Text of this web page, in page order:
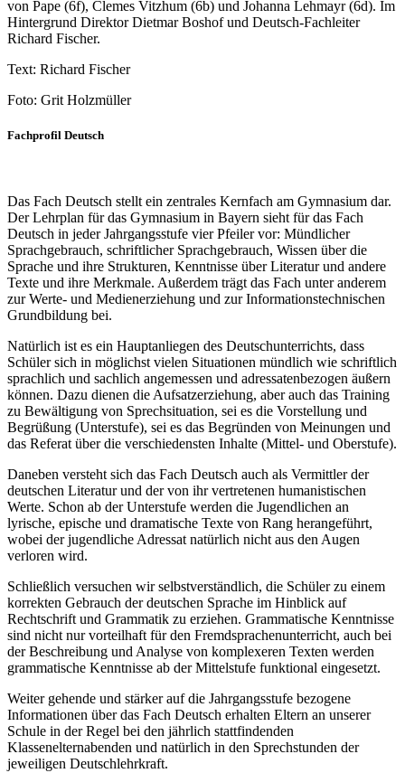
von Pape (6f), Clemes Vitzhum (6b) und Johanna Lehmayr (6d). Im
Hintergrund Direktor Dietmar Boshof und Deutsch-Fachleiter
Richard Fischer.
Text: Richard Fischer
Foto: Grit Holzmüller
Fachprofil Deutsch
Das Fach Deutsch stellt ein zentrales Kernfach am Gymnasium dar.
Der Lehrplan für das Gymnasium in Bayern sieht für das Fach
Deutsch in jeder Jahrgangsstufe vier Pfeiler vor: Mündlicher
Sprachgebrauch, schriftlicher Sprachgebrauch, Wissen über die
Sprache und ihre Strukturen, Kenntnisse über Literatur und andere
Texte und ihre Merkmale. Außerdem trägt das Fach unter anderem
zur Werte- und Medienerziehung und zur Informationstechnischen
Grundbildung bei.
Natürlich ist es ein Hauptanliegen des Deutschunterrichts, dass
Schüler sich in möglichst vielen Situationen mündlich wie schriftlich
sprachlich und sachlich angemessen und adressatenbezogen äußern
können. Dazu dienen die Aufsatzerziehung, aber auch das Training
zu Bewältigung von Sprechsituation, sei es die Vorstellung und
Begrüßung (Unterstufe), sei es das Begründen von Meinungen und
das Referat über die verschiedensten Inhalte (Mittel- und Oberstufe).
Daneben versteht sich das Fach Deutsch auch als Vermittler der
deutschen Literatur und der von ihr vertretenen humanistischen
Werte. Schon ab der Unterstufe werden die Jugendlichen an
lyrische, epische und dramatische Texte von Rang herangeführt,
wobei der jugendliche Adressat natürlich nicht aus den Augen
verloren wird.
Schließlich versuchen wir selbstverständlich, die Schüler zu einem
korrekten Gebrauch der deutschen Sprache im Hinblick auf
Rechtschrift und Grammatik zu erziehen. Grammatische Kenntnisse
sind nicht nur vorteilhaft für den Fremdsprachenunterricht, auch bei
der Beschreibung und Analyse von komplexeren Texten werden
grammatische Kenntnisse ab der Mittelstufe funktional eingesetzt.
Weiter gehende und stärker auf die Jahrgangsstufe bezogene
Informationen über das Fach Deutsch erhalten Eltern an unserer
Schule in der Regel bei den jährlich stattfindenden
Klassenelternabenden und natürlich in den Sprechstunden der
jeweiligen Deutschlehrkraft.